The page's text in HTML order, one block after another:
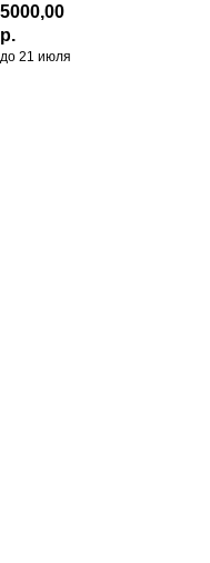
5000,00
р.
до 21 июля